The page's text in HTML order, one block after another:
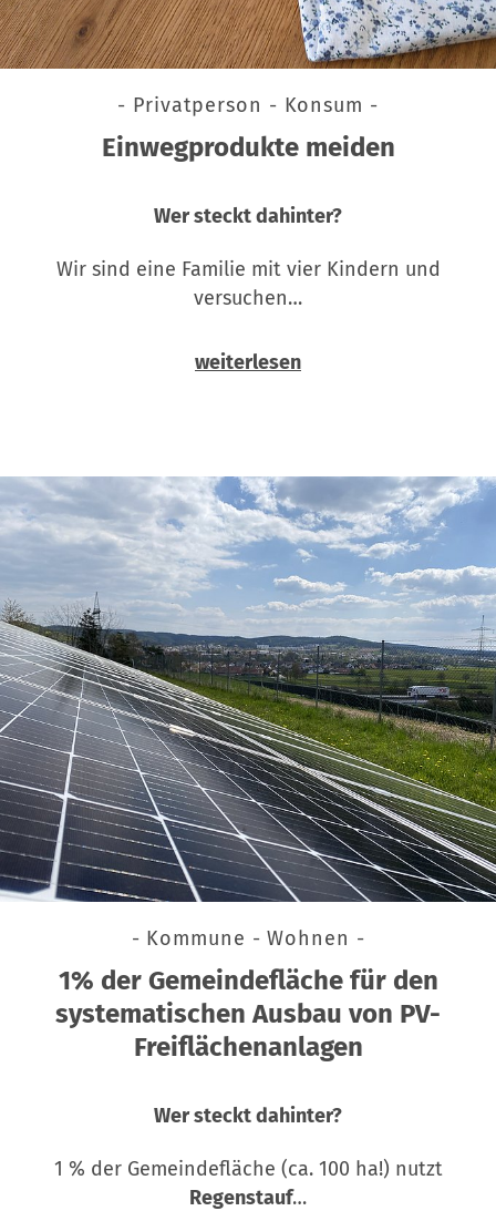
- Privatperson - Konsum -
Einwegprodukte meiden
Wer steckt dahinter?
Wir sind eine Familie mit vier Kindern und
versuchen…
weiterlesen
- Kommune - Wohnen -
1% der Gemeindefläche für den
systematischen Ausbau von PV-
Freiflächenanlagen
Wer steckt dahinter?
1 % der Gemeindefläche (ca. 100 ha!) nutzt
Regenstauf…